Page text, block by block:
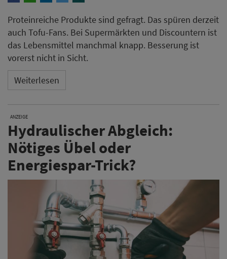
Proteinreiche Produkte sind gefragt. Das spüren derzeit
auch Tofu-Fans. Bei Supermärkten und Discountern ist
das Lebensmittel manchmal knapp. Besserung ist
vorerst nicht in Sicht.
Weiterlesen
ANZEIGE
Hydraulischer Abgleich:
Nötiges Übel oder
Energiespar-Trick?